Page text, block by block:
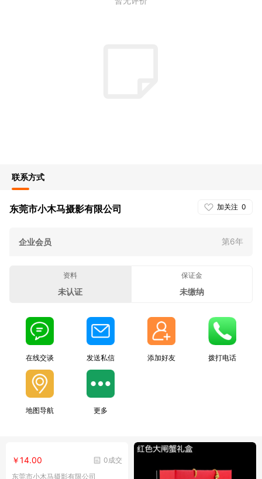
联系方式
加关注 0
东莞市小木马摄影有限公司
企业会员 第6年
资料
未认证
保证金
未缴纳
在线交谈 发送私信 添加好友 拨打电话
地图导航 更多
0成交
￥14.00
东莞市小木马摄影有限公司